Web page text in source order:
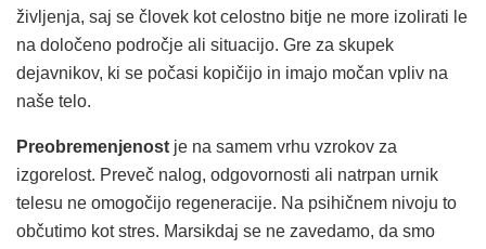
življenja, saj se človek kot celostno bitje ne more izolirati le
na določeno področje ali situacijo. Gre za skupek
dejavnikov, ki se počasi kopičijo in imajo močan vpliv na
naše telo.
Preobremenjenost je na samem vrhu vzrokov za
izgorelost. Preveč nalog, odgovornosti ali natrpan urnik
telesu ne omogočijo regeneracije. Na psihičnem nivoju to
občutimo kot stres. Marsikdaj se ne zavedamo, da smo